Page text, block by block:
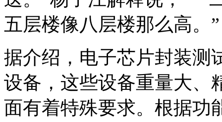
五层楼像八层楼那么高。”
据介绍，电子芯片封装测
设备，这些设备重量大、
面有着特殊要求。根据功